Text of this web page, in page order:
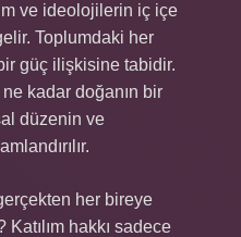
ve ideolojilerin iç içe
Toplumdaki her
güç ilişkisine tabidir.
kadar doğanın bir
düzenin ve
her bireye
hakkı sadece